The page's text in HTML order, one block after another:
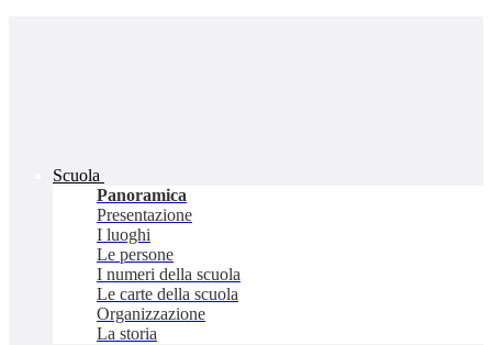
Scuola
Panoramica
Presentazione
I luoghi
Le persone
I numeri della scuola
Le carte della scuola
Organizzazione
La storia